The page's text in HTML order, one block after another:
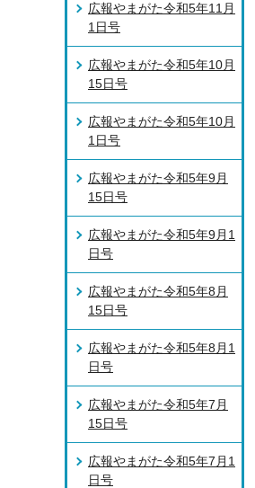
広報やまがた令和5年11月
1日号
広報やまがた令和5年10月
15日号
広報やまがた令和5年10月
1日号
広報やまがた令和5年9月
15日号
広報やまがた令和5年9月1
日号
広報やまがた令和5年8月
15日号
広報やまがた令和5年8月1
日号
広報やまがた令和5年7月
15日号
広報やまがた令和5年7月1
日号